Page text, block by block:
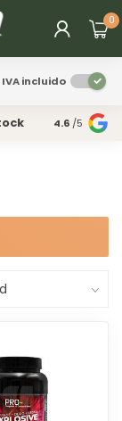
0
IVA incluido
Tienda
4.6 /5